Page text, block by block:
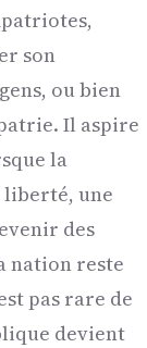
son
ou bien
Il aspire
la
liberté, une
des
nation reste
pas rare de
devient